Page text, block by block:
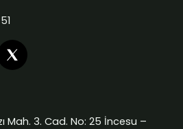
Mah. 3. Cad. No: 25 İncesu –